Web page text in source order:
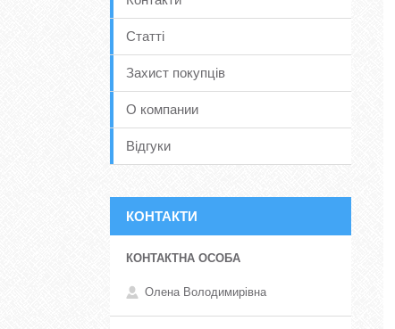
Статті
Захист покупців
О компании
Відгуки
КОНТАКТИ
Олена Володимирівна